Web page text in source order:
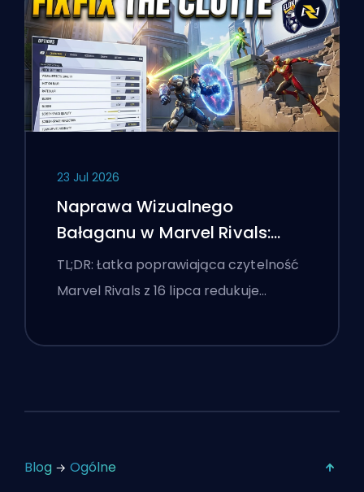
23 Jul 2026
Naprawa Wizualnego
Bałaganu w Marvel Rivals:
Najlepsze Ustawienia
Konkurencyjne Po Łatce z 16
TL;DR: Łatka poprawiająca czytelność
Marvel Rivals z 16 lipca redukuje…
Blog Ogólne